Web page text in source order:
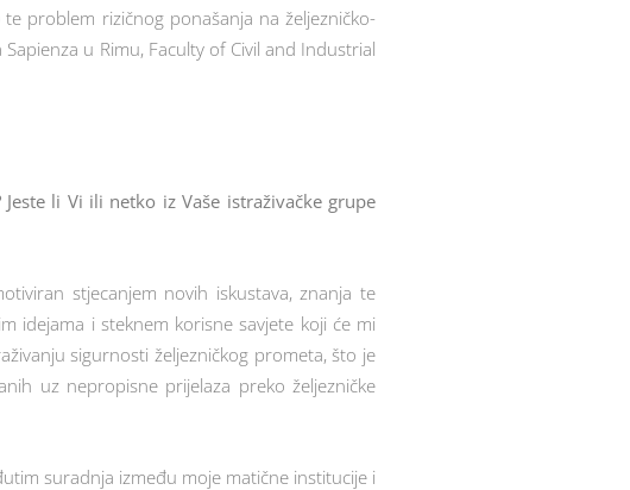
problem rizičnog ponašanja na željezničko-
u Rimu, Faculty of Civil and Industrial
li Vi ili netko iz Vaše istraživačke grupe
stjecanjem novih iskustava, znanja te
idejama i steknem korisne savjete koji će mi
sigurnosti željezničkog prometa, što je
uz nepropisne prijelaza preko željezničke
suradnja između moje matične institucije i